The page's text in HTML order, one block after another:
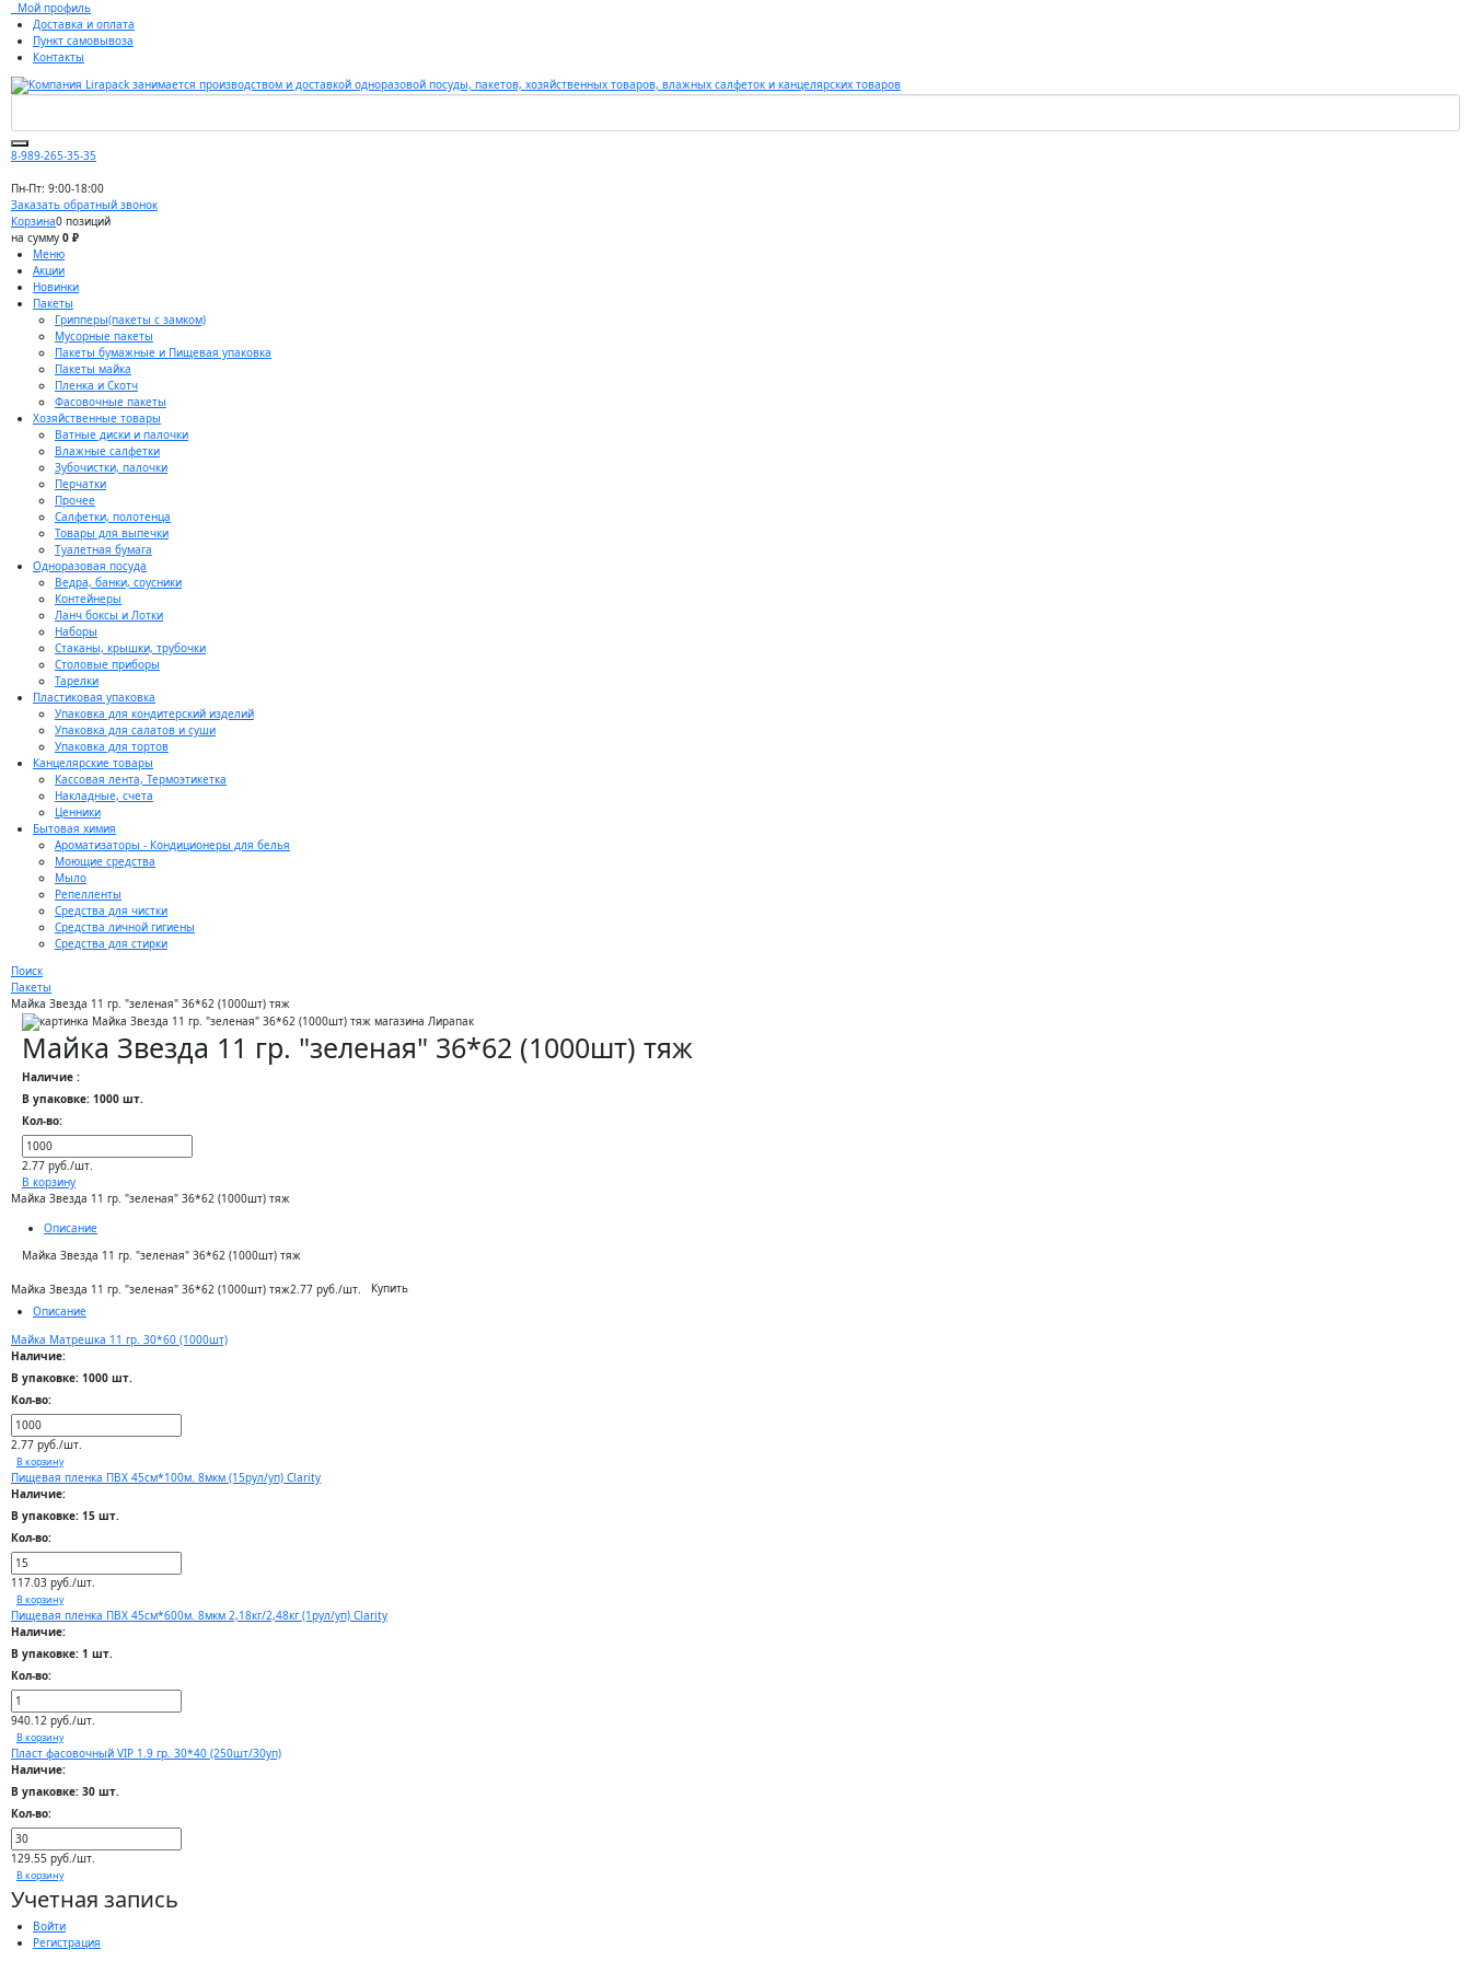
Мой профиль
Доставка и оплата
Пункт самовывоза
Контакты
8-989-265-35-35
Пн-Пт: 9:00-18:00
Заказать обратный звонок
Корзина0 позиций
на сумму 0 ₽
Меню
Акции
Новинки
Пакеты
Грипперы(пакеты с замком)
Мусорные пакеты
Пакеты бумажные и Пищевая упаковка
Пакеты майка
Пленка и Скотч
Фасовочные пакеты
Хозяйственные товары
Ватные диски и палочки
Влажные салфетки
Зубочистки, палочки
Перчатки
Прочее
Салфетки, полотенца
Товары для выпечки
Туалетная бумага
Одноразовая посуда
Ведра, банки, соусники
Контейнеры
Ланч боксы и Лотки
Наборы
Стаканы, крышки, трубочки
Столовые приборы
Тарелки
Пластиковая упаковка
Упаковка для кондитерский изделий
Упаковка для салатов и суши
Упаковка для тортов
Канцелярские товары
Кассовая лента, Термоэтикетка
Накладные, счета
Ценники
Бытовая химия
Ароматизаторы - Кондиционеры для белья
Моющие средства
Мыло
Репелленты
Средства для чистки
Средства личной гигиены
Средства для стирки
Поиск
Пакеты
Майка Звезда 11 гр. "зеленая" 36*62 (1000шт) тяж
Майка Звезда 11 гр. "зеленая" 36*62 (1000шт) тяж
Наличие :
В упаковке: 1000 шт.
Кол-во:
2.77 руб./шт.
В корзину
Майка Звезда 11 гр. "зеленая" 36*62 (1000шт) тяж
Описание
Майка Звезда 11 гр. "зеленая" 36*62 (1000шт) тяж
Майка Звезда 11 гр. "зеленая" 36*62 (1000шт) тяж2.77 руб./шт.
Купить
Описание
Майка Матрешка 11 гр. 30*60 (1000шт)
Наличие:
В упаковке: 1000 шт.
Кол-во:
2.77 руб./шт.
В корзину
Пищевая пленка ПВХ 45см*100м. 8мкм (15рул/уп) Clarity
Наличие:
В упаковке: 15 шт.
Кол-во:
117.03 руб./шт.
В корзину
Пищевая пленка ПВХ 45см*600м. 8мкм 2,18кг/2,48кг (1рул/уп) Clarity
Наличие:
В упаковке: 1 шт.
Кол-во:
940.12 руб./шт.
В корзину
Пласт фасовочный VIP 1.9 гр. 30*40 (250шт/30уп)
Наличие:
В упаковке: 30 шт.
Кол-во:
129.55 руб./шт.
В корзину
Учетная запись
Войти
Регистрация